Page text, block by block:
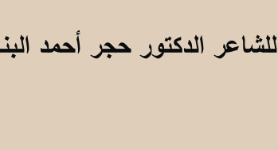
الدكتور حجر أحمد